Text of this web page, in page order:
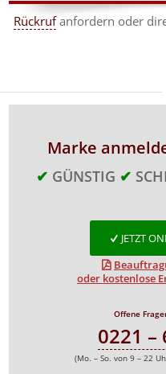
Rückrufanfordern oder
Marke
✔ GÜNSTIG ✔
JETZT
oder kostenlose
Offene
0221 –
(Mo. – So. von 9 – 22